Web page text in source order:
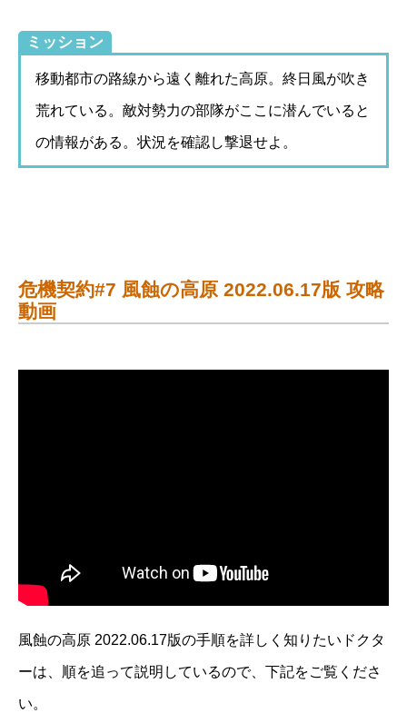
ミッション
移動都市の路線から遠く離れた高原。終日風が吹き
荒れている。敵対勢力の部隊がここに潜んでいると
の情報がある。状況を確認し撃退せよ。
危機契約#7 風蝕の高原 2022.06.17版 攻略
動画
風蝕の高原 2022.06.17版の手順を詳しく知りたいドクタ
ーは、順を追って説明しているので、下記をご覧くださ
い。